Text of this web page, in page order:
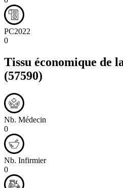
PC2022
0
Tissu économique de
(57590)
Nb. Médecin
0
Nb. Infirmier
0